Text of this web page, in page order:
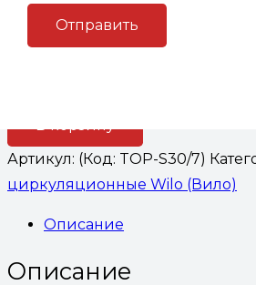
Количество товара Насос
TOP-S30/7 с однофазным
Артикул: (Код: TOP-S30/7)
циркуляционные Wilo (Вило)
Описание
Описание